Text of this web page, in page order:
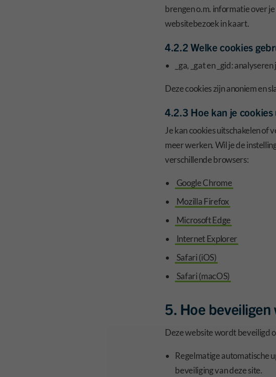
brengen o.m. informatie over
websitebezoek in kaart.
4.2.2 Welke cookies
_ga, _gat en _gid:
Deze cookies zijn anoniem en
4.2.3 Hoe kan je cookies
Je kan cookies uitschakelen of
meer werken. Wil je de
verschillende browsers:
Google Chrome
Mozilla Firefox
Microsoft Edge
Internet Explorer
Safari (iOS)
Safari (macOS)
5. Hoe beveiligen
Deze website wordt beveiligd
Regelmatige automatische
beveiliging van deze site.